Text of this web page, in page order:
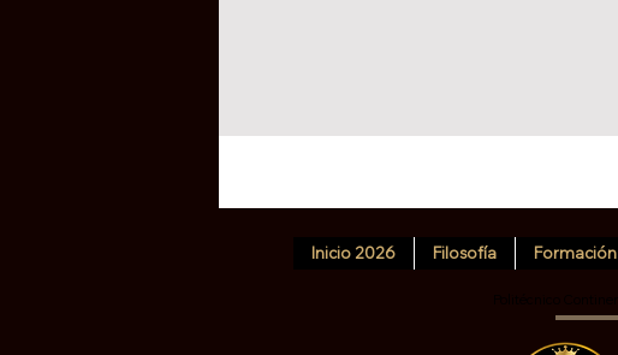
Inicio 2026 Filosofía Formación